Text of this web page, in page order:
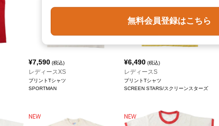
¥7,590 (税込)
レディースXS
プリントTシャツ
SPORTMAN
¥6,490 (税込)
レディースS
プリントTシャツ
SCREEN STARS/スクリーンスターズ
無料会員登録はこちら